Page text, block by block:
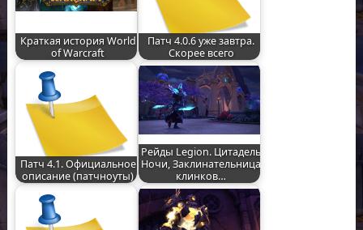
Краткая история World
of Warcraft
Патч 4.0.6 уже завтра.
Скорее всего
Патч 4.1. Официальное
описание (патчноуты)
Рейды Legion. Цитадель
Ночи, Заклинательница
клинков…